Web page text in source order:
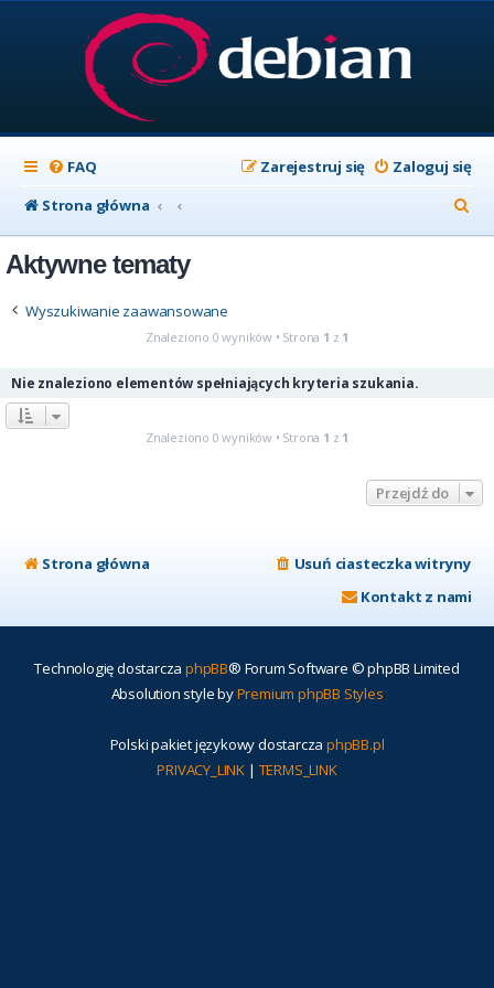
FAQ Zaloguj się
Zarejestruj się
Strona główna
z
Aktywne tematy
Wyszukiwanie zaawansowane
Znaleziono 0 wyników • Strona 1 z 1
Nie znaleziono elementów spełniających kryteria szukania.
Znaleziono 0 wyników • Strona 1 z 1
Przejdź do
Strona główna
Usuń ciasteczka witryny
Kontakt z nami
Technologię dostarcza phpBB® Forum Software © phpBB Limited
Absolution style byPremium phpBB Styles
Polski pakiet językowy dostarcza phpBB.pl
PRIVACY_LINK | TERMS_LINK